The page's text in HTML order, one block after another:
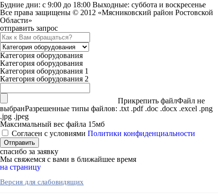
Будние дни: c 9:00 до 18:00 Выходные: суббота и воскресенье
Все права защищены © 2012 «Мясниковский район Ростовской
Области»
отправить запрос
Категория оборудования
Категория оборудования
Категория оборудования 1
Категория оборудования 2
Прикрепить файлФайл не
выбранРазрешенные типы файлов: .txt .pdf .doc .docx .excel .png
.jpg .jpeg
Максимальный вес файла 15мб
Согласен с условиями Политики конфиденциальности
спасибо за заявку
Мы свяжемся с вами в ближайшее время
на страницу
Версия для слабовидящих